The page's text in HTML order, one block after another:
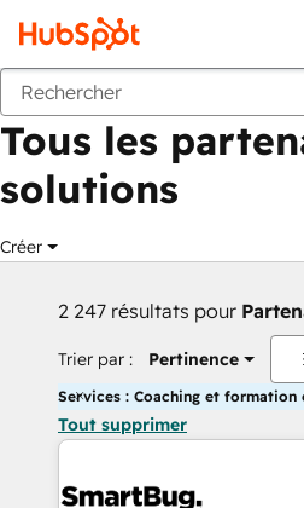
Retour
Tous les
solutions
Créer
2 247 résultats pour
Trier par : Pertinence
Services : Coaching et formation
Tout supprimer